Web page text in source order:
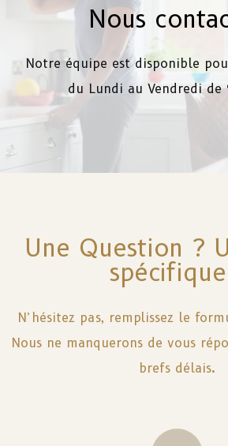
Nous
Notre équipe est disponible
du Lundi au Vendredi de
Une Question ?
N’hésitez pas, remplissez le
Nous ne manquerons de vous
brefs délais.